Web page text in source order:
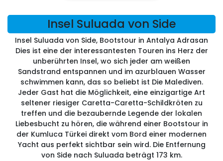
Insel Suluada von Side
Insel Suluada von Side, Bootstour in Antalya Adrasan
Dies ist eine der interessantesten Touren ins Herz der
unberührten Insel, wo sich jeder am weißen
Sandstrand entspannen und im azurblauen Wasser
schwimmen kann, das so beliebt ist Die Malediven.
Jeder Gast hat die Möglichkeit, eine einzigartige Art
seltener riesiger Caretta-Caretta-Schildkröten zu
treffen und die bezaubernde Legende der lokalen
Liebesbucht zu hören, die während einer Bootstour in
der Kumluca Türkei direkt vom Bord einer modernen
Yacht aus perfekt sichtbar sein wird. Die Entfernung
von Side nach Suluada beträgt 173 km.